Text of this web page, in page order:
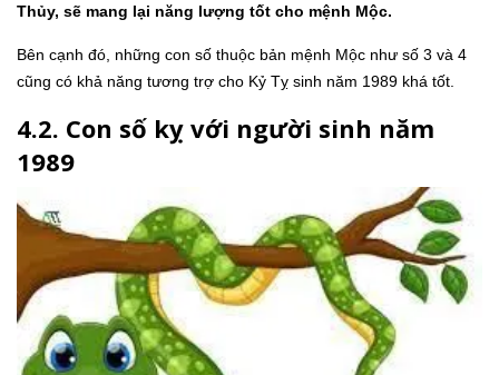
Thủy, sẽ mang lại năng lượng tốt cho mệnh Mộc.
Bên cạnh đó, những con số thuộc bản mệnh Mộc như số 3 và 4
cũng có khả năng tương trợ cho Kỷ Tỵ sinh năm 1989 khá tốt.
4.2. Con số kỵ với người sinh năm
1989